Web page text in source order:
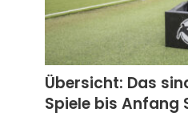
Übersicht: Das
Spiele bis Anfang